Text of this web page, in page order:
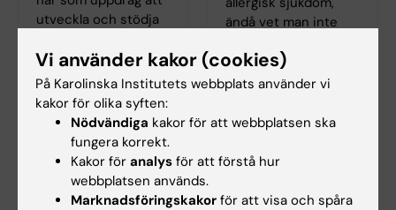
utveckla och stödja
både regional och
nationell nivå.
ändå vet man inte
allergier. Det finns ett
antal teorier som
med allt från
global uppvärmning.
om allergi.
Vi använder kakor (cookies)
På Karolinska Institutets webbplats använder vi
kakor för olika syften:
Nödvändiga kakor för att webbplatsen ska
fungera korrekt.
Kakor för analys för att förstå hur
webbplatsen används.
Marknadsföringskakor för att visa och spåra